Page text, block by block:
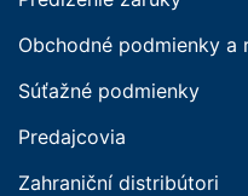
Obchodné podmienky a
Súťažné podmienky
Predajcovia
Zahraniční distribútori